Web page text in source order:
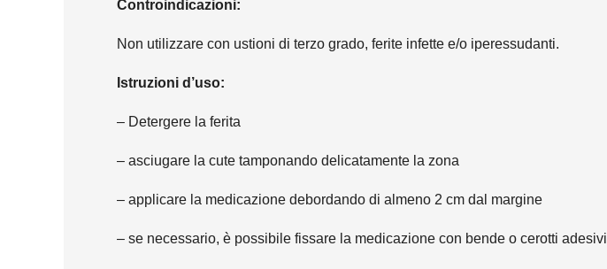
Controindicazioni:
Non utilizzare con ustioni di terzo grado, ferite infette e/o iperessudanti.
Istruzioni d’uso:
– Detergere la ferita
– asciugare la cute tamponando delicatamente la zona
– applicare la medicazione debordando di almeno 2 cm dal margine
– se necessario, è possibile fissare la medicazione con bende o cerotti adesivi